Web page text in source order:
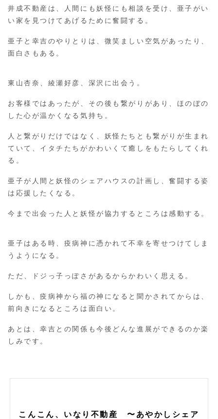
井成不動産は、人間にも妖怪にも相談を受け、亜子がい
い家を見つけてあげるために奮闘する。
亜子と幸吉のやりとりは、微笑ましい空気があったり、
面白さもある。
東山杏奈、綾瀬好彦、深沢に出会う。
お客様ではあったが、その後も繋がりがあり、ほのぼの
した心が温かくなる気持ち。
人と繋がりだけではなく、妖怪たちとも繋がりが生まれ
ていて、イタチたちがかわいくて癒しをもたらしてくれ
る。
亜子が人間と妖怪のシェアハウスの計画し、奮闘する姿
は応援したくなる。
今まで出会った人と妖怪が協力するところは感動する。
亜子はある時、疫病神に憑かれて不幸を寄せつけてしま
うようになる。
ただ、ドジっ子っぽさがあるからかわいく思える。
しかも、疫病神から福の神になると聞かされてからは、
前向きになるところは面白い。
あとは、幸吉との関係も今後どんな進展ができるのか楽
しみです。
こんこん、いなり不動産 〜あやかしシェア